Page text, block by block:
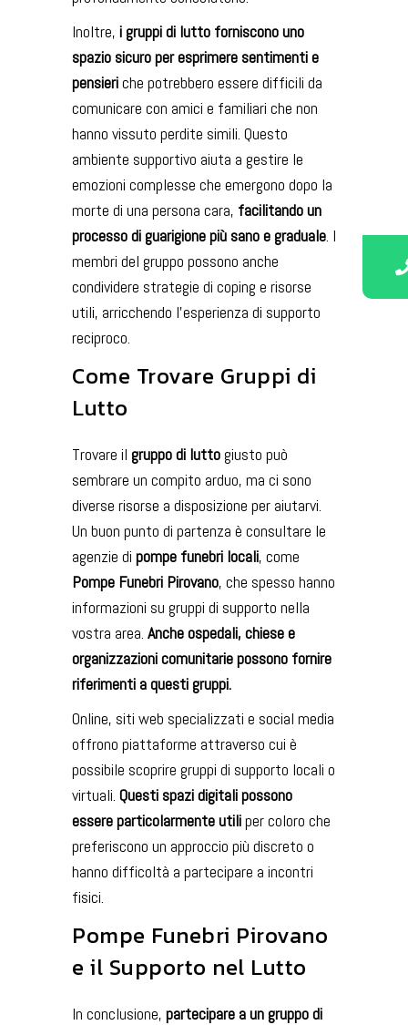
Inoltre, i gruppi di lutto forniscono uno
spazio sicuro per esprimere sentimenti e
pensieriche potrebbero essere difficili da
comunicare con amici e familiari che non
hanno vissuto perdite simili. Questo
ambiente supportivo aiuta a gestire le
emozioni complesse che emergono dopo la
morte di una persona cara, facilitando un
processo di guarigione più sano e graduale. I
membri del gruppo possono anche
condividere strategie di coping e risorse
utili, arricchendo l’esperienza di supporto
reciproco.
Come Trovare Gruppi di
Lutto
Trovare il gruppo di lutto giusto può
sembrare un compito arduo, ma ci sono
diverse risorse a disposizione per aiutarvi.
Un buon punto di partenza è consultare le
agenzie di pompe funebri locali, come
Pompe Funebri Pirovano, che spesso hanno
informazioni su gruppi di supporto nella
vostra area. Anche ospedali, chiese e
organizzazioni comunitarie possono fornire
riferimenti a questi gruppi.
Online, siti web specializzati e social media
offrono piattaforme attraverso cui è
possibile scoprire gruppi di supporto locali o
virtuali. Questi spazi digitali possono
essere particolarmente utiliper coloro che
preferiscono un approccio più discreto o
hanno difficoltà a partecipare a incontri
fisici.
Pompe Funebri Pirovano
e il Supporto nel Lutto
In conclusione, partecipare a un gruppo di